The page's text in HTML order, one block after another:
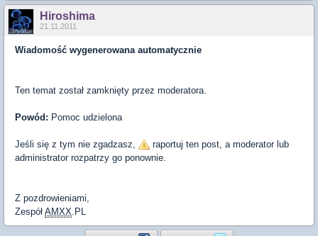
Hiroshima
21.11.2011
Wiadomość wygenerowana automatycznie
Ten temat został zamknięty przez moderatora.
Powód: Pomoc udzielona
Jeśli się z tym nie zgadzasz,
raportuj ten post, a moderator lub
administrator rozpatrzy go ponownie.
Z pozdrowieniami,
Zespół AMXX .PL